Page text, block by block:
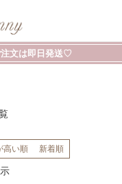
注文は即日発送♡
高い順 新着順